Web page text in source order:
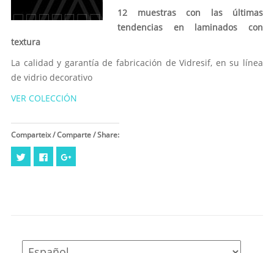
12 muestras con las últimas
tendencias en laminados con
textura
La calidad y garantía de fabricación de Vidresif, en su línea
de vidrio decorativo
VER COLECCIÓN
Comparteix / Comparte / Share:
Haz
para
Haz
para para